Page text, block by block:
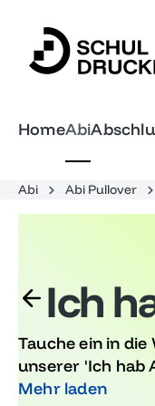
HomeAbi
Abi Abi Pullover
Ich
Tauche ein in
unserer 'Ich hab
perfekt für deine
Mehr laden